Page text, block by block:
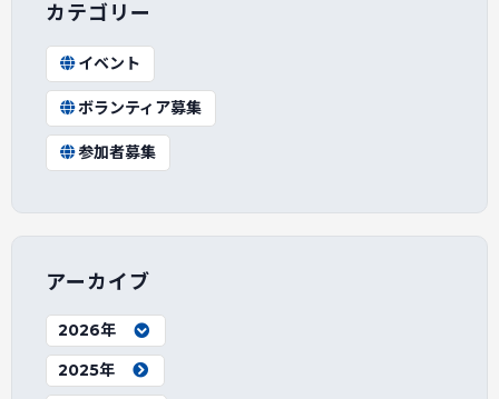
カテゴリー
イベント
ボランティア募集
参加者募集
アーカイブ
2026年
2025年